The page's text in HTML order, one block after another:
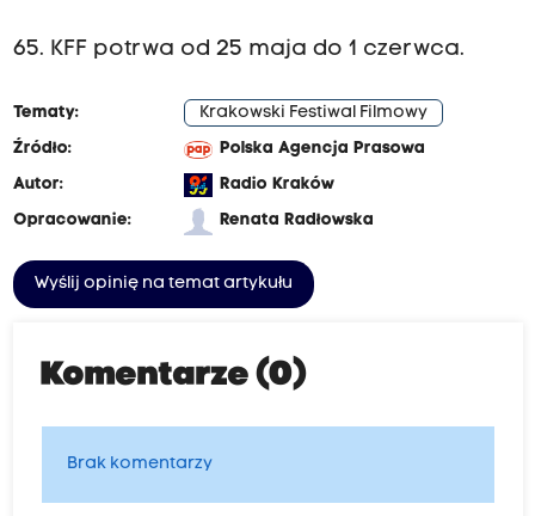
65. KFF potrwa od 25 maja do 1 czerwca.
Tematy:
Krakowski Festiwal Filmowy
Źródło:
Polska Agencja Prasowa
Autor:
Radio Kraków
Opracowanie:
Renata Radłowska
Wyślij opinię na temat artykułu
Komentarze (0)
Brak komentarzy